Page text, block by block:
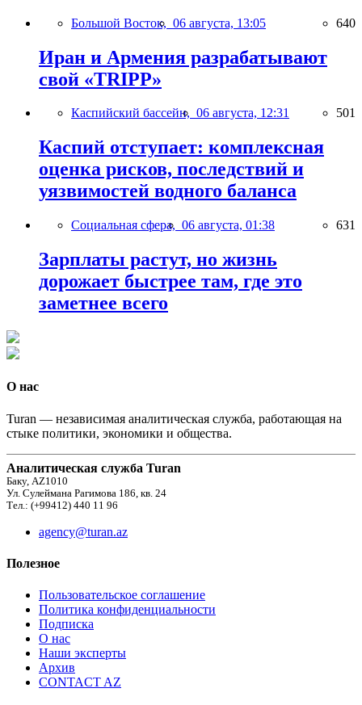
Большой Восток, 06 августа, 13:05 640
Иран и Армения разрабатывают
свой «TRIPP»
Каспийский бассейн, 06 августа, 12:31 501
Каспий отступает: комплексная
оценка рисков, последствий и
уязвимостей водного баланса
Социальная сфера, 06 августа, 01:38 631
Зарплаты растут, но жизнь
дорожает быстрее там, где это
заметнее всего
О нас
Turan — независимая аналитическая служба, работающая на
стыке политики, экономики и общества.
Аналитическая служба Turan
Баку, AZ1010
Ул. Сулеймана Рагимова 186, кв. 24
Тел.: (+99412) 440 11 96
agency@turan.az
Полезное
Пользовательское соглашение
Политика конфиденциальности
Подписка
О нас
Наши эксперты
Архив
CONTACT AZ